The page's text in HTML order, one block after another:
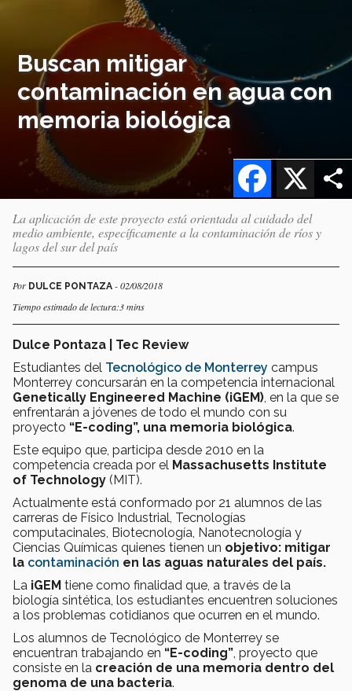
Buscan mitigar
contaminación en agua con
memoria biológica
X
Facebook
La aplicación de este proyecto está orientada al cuidado del
medio ambiente, específicamente a la contaminación de ríos y
lagos del sur del país
Por DULCE PONTAZA - 02/08/2018
Tiempo estimado de lectura:3 mins
Dulce Pontaza | Tec Review
Estudiantes del Tecnológico de Monterrey campus
Monterrey concursarán en la competencia internacional
Genetically Engineered Machine (iGEM) , en la que se
enfrentarán a jóvenes de todo el mundo con su
proyecto “E-coding”, una memoria biológica.
Este equipo que, participa desde 2010 en la
competencia creada por el Massachusetts Institute
of Technology (MIT).
Actualmente está conformado por 21 alumnos de las
carreras de Físico Industrial, Tecnologías
computacinales, Biotecnología, Nanotecnología y
Ciencias Químicas quienes tienen un objetivo: mitigar
la contaminación en las aguas naturales del país.
La iGEM tiene como finalidad que, a través de la
biología sintética, los estudiantes encuentren soluciones
a los problemas cotidianos que ocurren en el mundo.
Los alumnos de Tecnológico de Monterrey se
encuentran trabajando en “E-coding” , proyecto que
consiste en la creación de una memoria dentro del
genoma de una bacteria.